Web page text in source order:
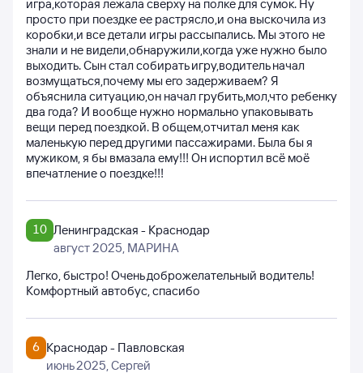
игра,которая лежала сверху на полке для сумок. Ну
просто при поездке ее растрясло,и она выскочила из
коробки,и все детали игры рассыпались. Мы этого не
знали и не видели,обнаружили,когда уже нужно было
выходить. Сын стал собирать игру,водитель начал
возмущаться,почему мы его задерживаем? Я
объяснила ситуацию,он начал грубить,мол,что ребенку
два года? И вообще нужно нормально упаковывать
вещи перед поездкой. В общем,отчитал меня как
маленькую перед другими пассажирами. Была бы я
мужиком, я бы вмазала ему!!! Он испортил всё моё
впечатление о поездке!!!
10 Ленинградская - Краснодар
август 2025, МАРИНА
Легко, быстро! Очень доброжелательный водитель!
Комфортный автобус, спасибо
6 Краснодар - Павловская
июнь 2025, Сергей